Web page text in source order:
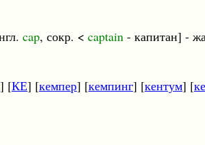
cap, сокр. < captain - капитан] -
] [КЕ] [кемпер] [кемпинг] [кентум] [